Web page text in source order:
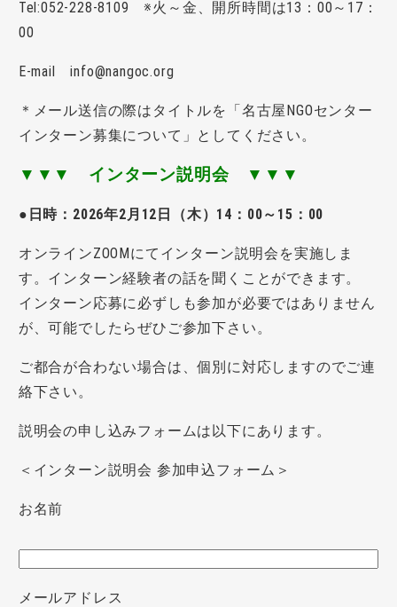
Tel:052-228-8109 ※火～金、開所時間は13：00～17：
00
E-mail info@nangoc.org
＊メール送信の際はタイトルを「名古屋NGOセンター
インターン募集について」としてください。
▼▼▼ インターン説明会 ▼▼▼
●日時：2026年2月12日（木）14：00～15：00
オンラインZOOMにてインターン説明会を実施しま
す。インターン経験者の話を聞くことができます。
インターン応募に必ずしも参加が必要ではありません
が、可能でしたらぜひご参加下さい。
ご都合が合わない場合は、個別に対応しますのでご連
絡下さい。
説明会の申し込みフォームは以下にあります。
＜インターン説明会 参加申込フォーム＞
お名前
メールアドレス